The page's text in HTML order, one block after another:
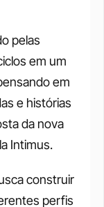
pelas
em um
em
e histórias
da nova
Intimus.
construir
perfis